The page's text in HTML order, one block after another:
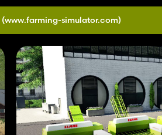
(www.farming-simulator.com)